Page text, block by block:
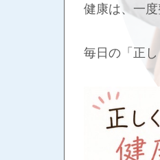
健康は、一度
毎日の「正